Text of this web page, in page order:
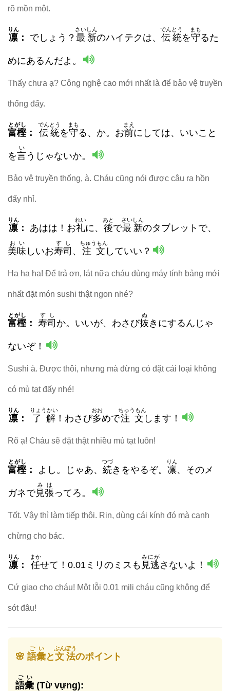
rõ mồn một.
凛
りん
： でしょう？ 最新
さいしん
のハイテクは、 伝統
でんとう
を守
まも
るた
めにあるんだよ。
Thấy chưa ạ? Công nghệ cao mới nhất là để bảo vệ truyền
thống đấy.
富樫
とがし
： 伝統
でんとう
を守
まも
る、か。お前
まえ
にしては、いいこと
を言
い
うじゃないか。
Bảo vệ truyền thống, à. Cháu cũng nói được câu ra hồn
đấy nhỉ.
凛
りん
： あはは！お礼
れい
に、 後
あと
で最新
さいしん
のタブレットで、
美味
おい
しいお寿司
すし
、 注文
ちゅうもん
していい？
Ha ha ha! Để trả ơn, lát nữa cháu dùng máy tính bảng mới
nhất đặt món sushi thật ngon nhé?
富樫
とがし
： 寿司
すし
か。いいが、わさび抜
ぬ
きにするんじゃ
ないぞ！
Sushi à. Được thôi, nhưng mà đừng có đặt cái loại không
có mù tạt đấy nhé!
凛
りん
： 了解
りょうかい
！わさび多
おお
めで注文
ちゅうもん
します！
Rõ ạ! Cháu sẽ đặt thật nhiều mù tạt luôn!
富樫
とがし
： よし。 じゃあ、 続
つづ
きをやるぞ。 凛
りん
、そのメ
ガネで見張
みは
ってろ。
Tốt. Vậy thì làm tiếp thôi. Rin, dùng cái kính đó mà canh
chừng cho bác.
凛
りん
： 任
まか
せて！0.01ミリのミスも 見逃
みにが
さないよ！
Cứ giao cho cháu! Một lỗi 0.01 mili cháu cũng không để
sót đâu!
🌸 語彙
ごい
と文法
ぶんぽう
のポイント
語彙
ごい
(Từ vựng):